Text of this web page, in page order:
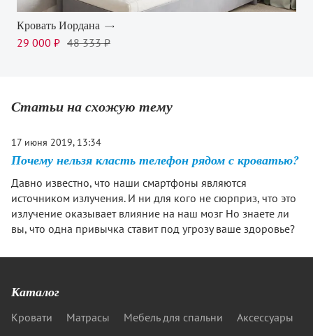
Кровать Иордана
29 000 ₽ 48 333 ₽
Статьи на схожую тему
17 июня 2019, 13:34
Почему нельзя класть телефон рядом с кроватью?
Давно известно, что наши смартфоны являются
источником излучения. И ни для кого не сюрприз, что это
излучение оказывает влияние на наш мозг Но знаете ли
вы, что одна привычка ставит под угрозу ваше здоровье?
Каталог
Кровати Матрасы Мебель для спальни Аксессуары